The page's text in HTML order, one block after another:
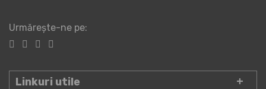
Urmărește-ne pe:
Linkuri utile